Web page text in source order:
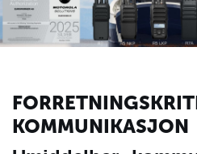
KOMMUNIKASJON